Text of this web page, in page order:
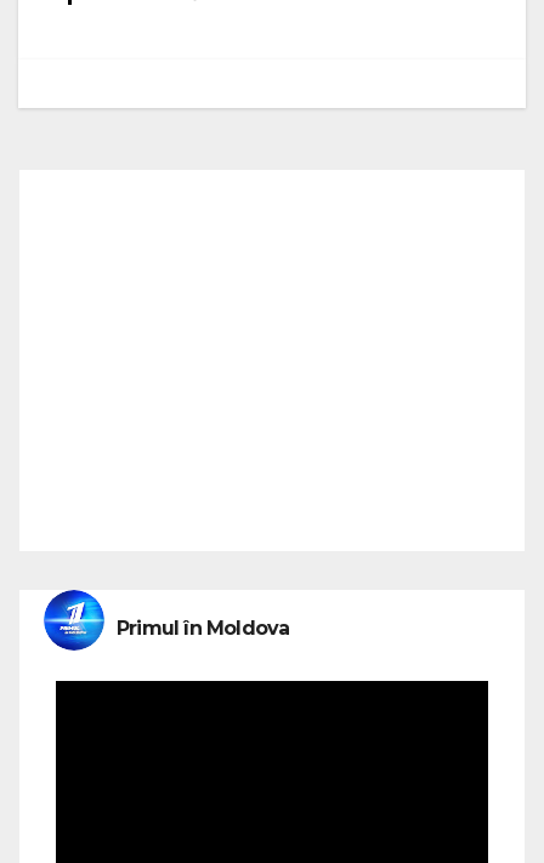
Primul în Moldova